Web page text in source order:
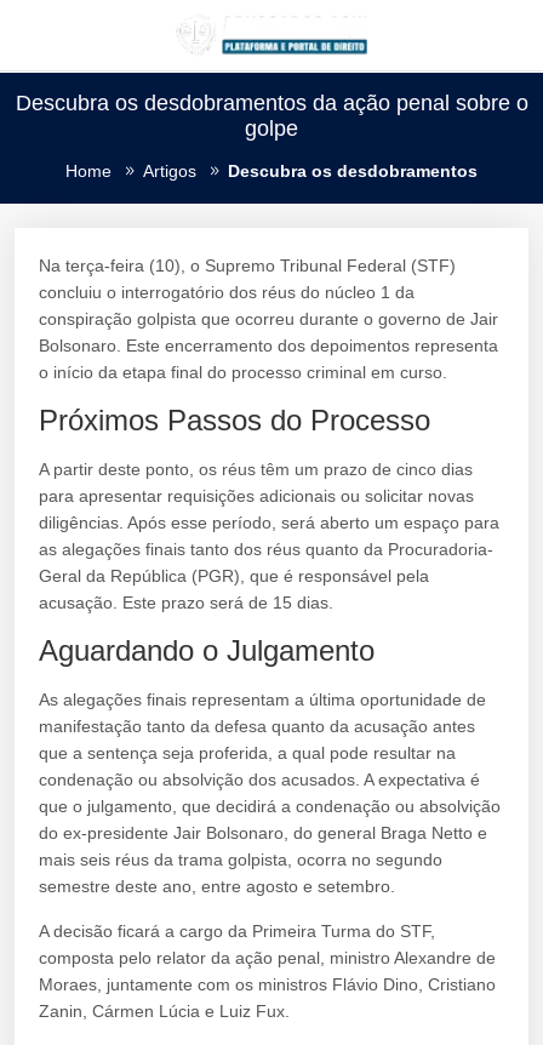
Descubra os desdobramentos da ação penal sobre o
golpe
Home Artigos Descubra os desdobramentos
Na terça-feira (10), o Supremo Tribunal Federal (STF)
concluiu o interrogatório dos réus do núcleo 1 da
conspiração golpista que ocorreu durante o governo de Jair
Bolsonaro. Este encerramento dos depoimentos representa
o início da etapa final do processo criminal em curso.
Próximos Passos do Processo
A partir deste ponto, os réus têm um prazo de cinco dias
para apresentar requisições adicionais ou solicitar novas
diligências. Após esse período, será aberto um espaço para
as alegações finais tanto dos réus quanto da Procuradoria-
Geral da República (PGR), que é responsável pela
acusação. Este prazo será de 15 dias.
Aguardando o Julgamento
As alegações finais representam a última oportunidade de
manifestação tanto da defesa quanto da acusação antes
que a sentença seja proferida, a qual pode resultar na
condenação ou absolvição dos acusados. A expectativa é
que o julgamento, que decidirá a condenação ou absolvição
do ex-presidente Jair Bolsonaro, do general Braga Netto e
mais seis réus da trama golpista, ocorra no segundo
semestre deste ano, entre agosto e setembro.
A decisão ficará a cargo da Primeira Turma do STF,
composta pelo relator da ação penal, ministro Alexandre de
Moraes, juntamente com os ministros Flávio Dino, Cristiano
Zanin, Cármen Lúcia e Luiz Fux.